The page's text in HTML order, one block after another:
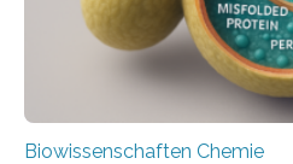
Biowissenschaften Chemie